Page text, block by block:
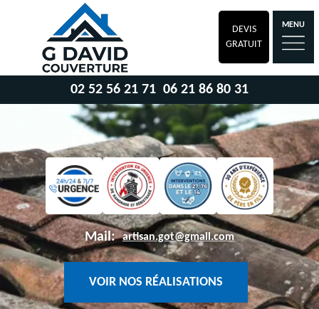
DEVIS
GRATUIT
MENU
02 52 56 21 71 06 21 86 80 31
Mail: artisan.got@gmail.com
VOIR NOS RÉALISATIONS